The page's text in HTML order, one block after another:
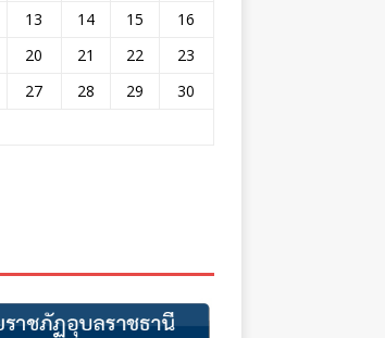
13 14 15
16
20 21 22
23
27 28 29
30